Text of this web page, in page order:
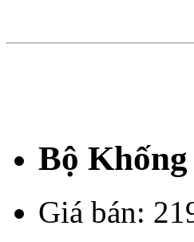
Bộ
Giá bán: